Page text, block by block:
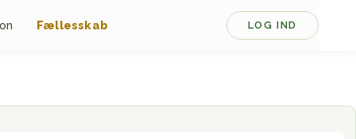
Fællesskab LOG IND